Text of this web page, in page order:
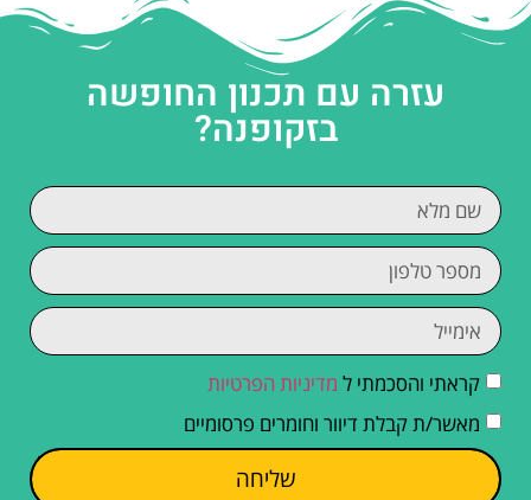
עזרה עם תכנון החופשה
בזקופנה?
קראתי והסכמתי ל מדיניות הפרטיות
מאשר/ת קבלת דיוור וחומרים פרסומיים
שליחה